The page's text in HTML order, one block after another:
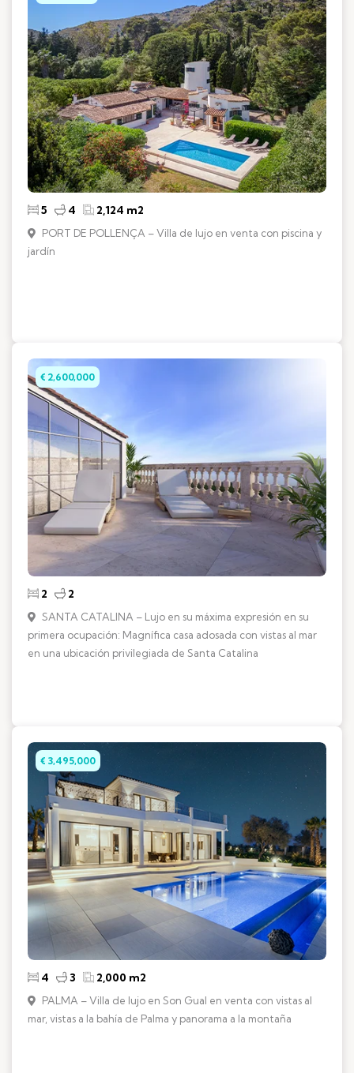
5 4 2,124 m2
PORT DE POLLENÇA – Villa de lujo en venta con piscina y
jardín
€ 2,600,000
2 2
SANTA CATALINA – Lujo en su máxima expresión en su
primera ocupación: Magnífica casa adosada con vistas al mar
en una ubicación privilegiada de Santa Catalina
€ 3,495,000
4 3 2,000 m2
PALMA – Villa de lujo en Son Gual en venta con vistas al
mar, vistas a la bahía de Palma y panorama a la montaña